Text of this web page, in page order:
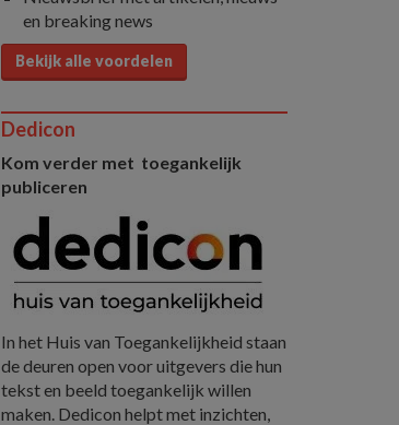
en breaking news
Bekijk alle voordelen
Dedicon
Kom verder met toegankelijk
publiceren
In het Huis van Toegankelijkheid staan
de deuren open voor uitgevers die hun
tekst en beeld toegankelijk willen
maken. Dedicon helpt met inzichten,